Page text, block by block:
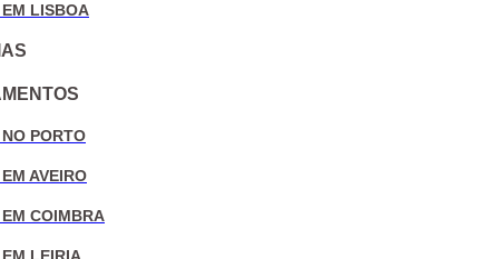
LISBOA
PORTO
AVEIRO
COIMBRA